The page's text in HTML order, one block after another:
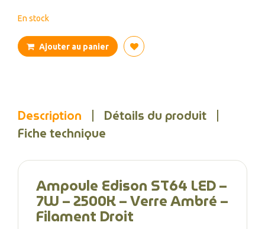
En stock
Ajouter au panier
Description
Détails du produit
Fiche technique
Ampoule Edison ST64 LED –
7W – 2500K – Verre Ambré –
Filament Droit